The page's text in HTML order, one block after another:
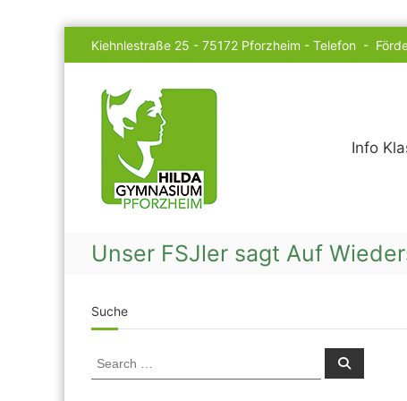
Kiehnlestraße 25 - 75172 Pforzheim - Telefon -
Hilda
Gymnasium
Info
Unser FSJler sagt Auf
Suche
Search
Search